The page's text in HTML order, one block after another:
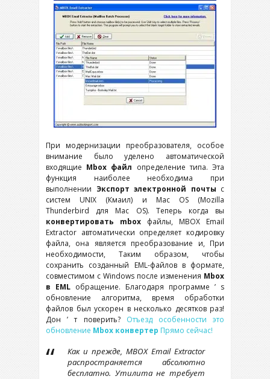
При модернизации преобразователя, особое
внимание было уделено автоматической
входящие Mbox файл определение типа. Эта
функция наиболее необходима при
выполнении Экспорт электронной почты с
систем UNIX (Кмаил) и Mac OS (Mozilla
Thunderbird для Mac OS). Теперь когда вы
конвертировать mbox файлы, MBOX Email
Extractor автоматически определяет кодировку
файла, она является преобразование и, При
необходимости, Таким образом, чтобы
сохранить созданный EML-файлов в формате,
совместимом с Windows после изменения Mbox
в EML обращение. Благодаря программе ’ s
обновление алгоритма, время обработки
файлов был ускорен в несколько десятков раз!
Дон ’ т поверить? Отъезд особенности это
обновление Mbox конвертер Прямо сейчас!
Как и прежде, MBOX Email Extractor
распространяется абсолютно
бесплатно. Утилита не требует